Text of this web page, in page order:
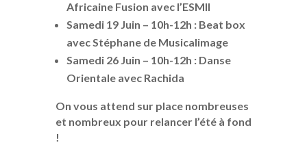
Africaine Fusion avec l’ESMII
Samedi 19 Juin – 10h-12h : Beat box
avec Stéphane de Musicalimage
Samedi 26 Juin – 10h-12h : Danse
Orientale avec Rachida
On vous attend sur place nombreuses
et nombreux pour relancer l’été à fond
!